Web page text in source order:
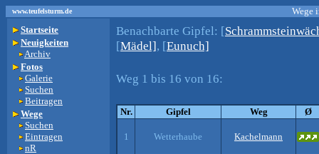
www.teufelsturm.de
Wege
Startseite
Neuigkeiten
Archiv
Fotos
Galerie
Suchen
Beitragen
Wege
Suchen
Eintragen
nR
Benachbarte Gipfel: [
[Mädel], [Eunuch]
Weg 1 bis 16 von 16:
Nr. Gipfel Weg Ø
1 Wetterhaube Kachelmann